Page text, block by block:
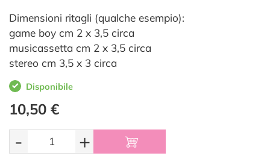
Dimensioni ritagli (qualche esempio):
game boy cm 2 x 3,5 circa
musicassetta cm 2 x 3,5 circa
stereo cm 3,5 x 3 circa
Disponibile
10,50 €
- +